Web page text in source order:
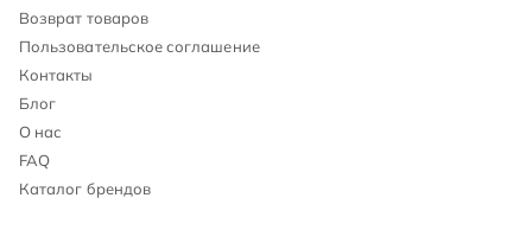
Возврат товаров
Пользовательское соглашение
Контакты
Блог
О нас
FAQ
Каталог брендов